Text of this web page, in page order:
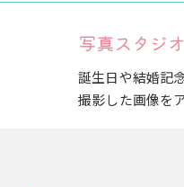
写真スタジ
誕生日や結婚記
撮影した画像を